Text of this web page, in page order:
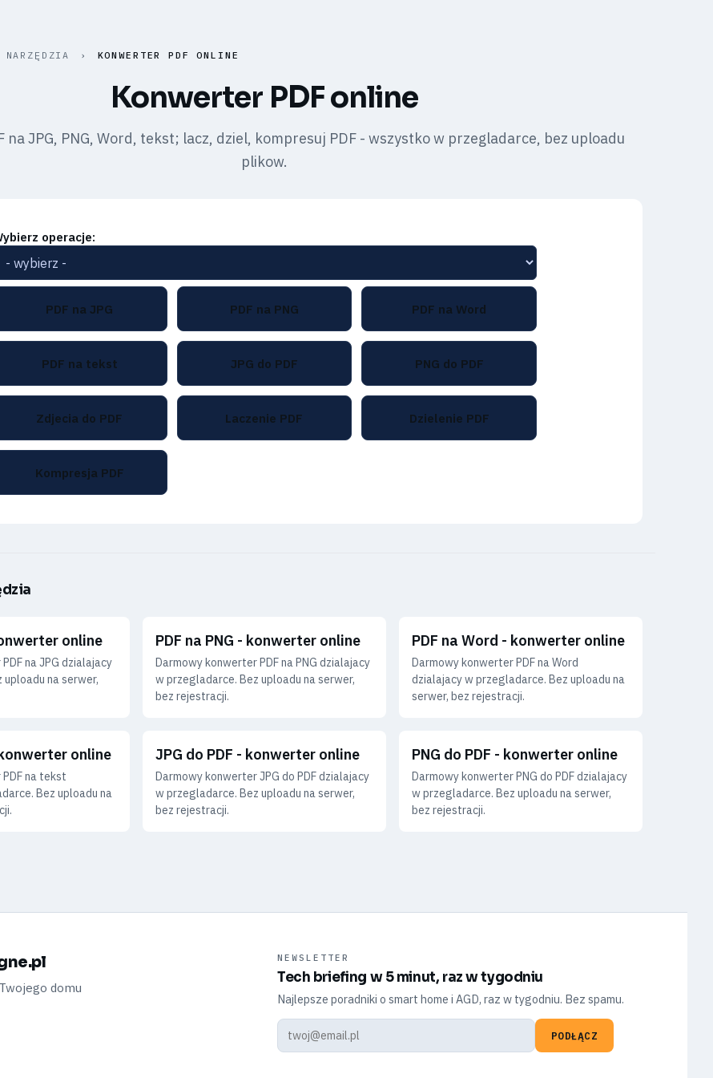
NARZĘDZIA › KONWERTER PDF ONLINE
Konwerter PDF online
na JPG, PNG, Word, tekst; lacz, dziel, kompresuj PDF - wszystko w przegladarce, bez uploadu
plikow.
operacje:
PDF na JPG PDF na PNG PDF na Word
PDF na tekst JPG do PDF PNG do PDF
Zdjecia do PDF Laczenie PDF Dzielenie PDF
Kompresja PDF
online
na JPG dzialajacy
na serwer,
PDF na PNG - konwerter online
Darmowy konwerter PDF na PNG dzialajacy
w przegladarce. Bez uploadu na serwer,
bez rejestracji.
PDF na Word - konwerter online
Darmowy konwerter PDF na Word
dzialajacy w przegladarce. Bez uploadu na
serwer, bez rejestracji.
online
na tekst
Bez uploadu na
JPG do PDF - konwerter online
Darmowy konwerter JPG do PDF dzialajacy
w przegladarce. Bez uploadu na serwer,
bez rejestracji.
PNG do PDF - konwerter online
Darmowy konwerter PNG do PDF dzialajacy
w przegladarce. Bez uploadu na serwer,
bez rejestracji.
domu
NEWSLETTER
Tech briefing w 5 minut, raz w tygodniu
Najlepsze poradniki o smart home i AGD, raz w tygodniu. Bez spamu.
PODŁĄCZ